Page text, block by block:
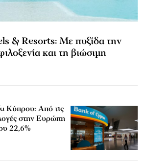
& Resorts: Με πυξίδα την
και τη βιώσιμη
Κύπρου: Από τις
στην Ευρώπη
22,6%